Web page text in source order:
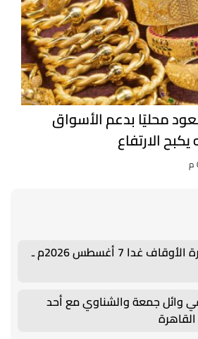
محليًا بدعم الأسواق
الارتفاع
خطبة الجمعة لوزارة الأوقاف غدا 7 أغسطس 2026م ـ
وائل جمعة والشناوي مع أحد